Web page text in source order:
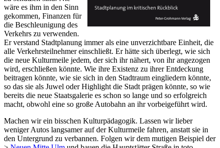
wäre es ihm in den Sinn
gekommen, Finanzen für
die Beschleunigung des
Verkehrs zu verwenden.
Er verstand Stadtplanung immer als eine unverzichtbare Einheit, die
alle Verkehrsteilnehmer einschließt. Er hätte sich überlegt, wie sich
die neue Kulturmeile jedem, der sich ihr nähert, von ihr angezogen
wird, erschließen könnte. Wie ihre Existenz zu ihrer Entdeckung
beitragen könnte, wie sie sich in den Stadtraum eingliedern könnte,
so das sie als Juwel oder Highlight die Stadt prägen könnte, so wie
bereits die neue Staatsgalerie es schon so lange und so erfolgreich
macht, obwohl eine so große Autobahn an ihr vorbeigeführt wird.
Machen wir ein bisschen Kulturpädagogik. Lassen wir lieber
weniger Autos langsamer auf der Kulturmeile fahren, anstatt sie in
den Untergrund zu verbannen. Folgen wir dem mutigen Beispiel der